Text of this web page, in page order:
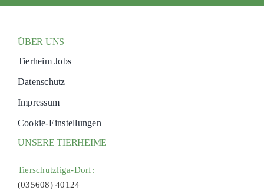
ÜBER UNS
Tierheim Jobs
Datenschutz
Impressum
Cookie-Einstellungen
UNSERE TIERHEIME
Tierschutzliga-Dorf:
(035608) 40124